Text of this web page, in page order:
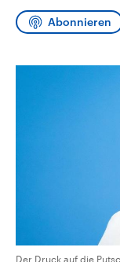
Abonnieren
Der Druck auf die